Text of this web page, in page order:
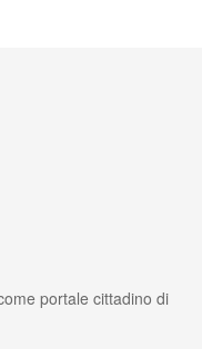
portale cittadino di